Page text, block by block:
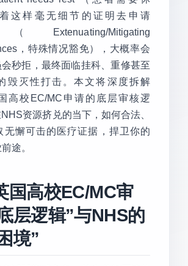
这样毫无细节的证明去申请
Extenuating/Mitigating
，特殊情况豁免），大概率会
秒拒，最终面临挂科、重修甚至
毁灭性打击。本文将深度拆解
高校EC/MC申请的底层审核逻
资源挤兑的当下，如何合法、
无懈可击的医疗证据，捍卫你的
途。
国高校EC/MC审
层逻辑”与NHS的
境”